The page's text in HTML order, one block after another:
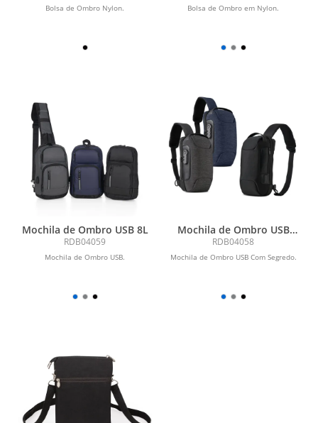
Bolsa de Ombro Nylon. Bolsa de Ombro em Nylon.
Mochila de Ombro USB 8L
RDB04059
Mochila de Ombro USB.
Mochila de Ombro USB
Anti-Furto 7L
RDB04058
Mochila de Ombro USB Com Segredo.